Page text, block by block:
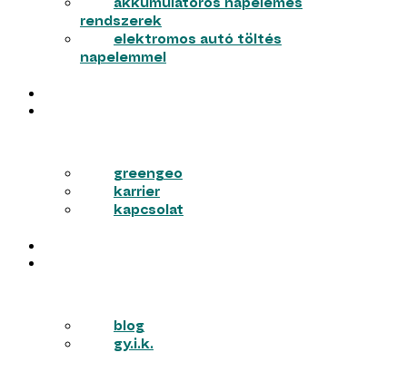
akkumulátoros napelemes
rendszerek
elektromos autó töltés
napelemmel
greengeo
karrier
kapcsolat
blog
gy.i.k.